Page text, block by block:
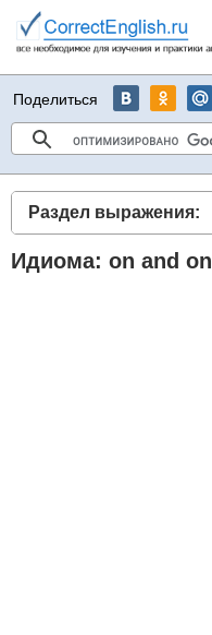
Поделиться
Раздел выражения:
Идиома: on and on